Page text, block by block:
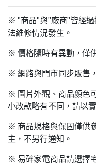
※ "商品"與"廠商"皆經過
法維修情況發生。
※ 價格隨時有異動，僅
※ 網路與門市同步販售
※ 圖片外觀、商品顏色
小改款略有不同，請以
※ 商品規格與保固僅供
主，不另行通知。
※ 易碎家電商品請選擇